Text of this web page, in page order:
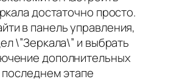
достаточно просто.
в панель управления,
\”Зеркала\” и выбрать
дополнительных
последнем этапе